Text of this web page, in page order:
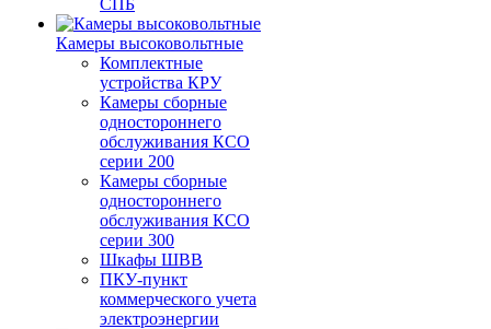
СПБ
Камеры высоковольтные
Комплектные
устройства КРУ
Камеры сборные
одностороннего
обслуживания КСО
серии 200
Камеры сборные
одностороннего
обслуживания КСО
серии 300
Шкафы ШВВ
ПКУ-пункт
коммерческого учета
электроэнергии